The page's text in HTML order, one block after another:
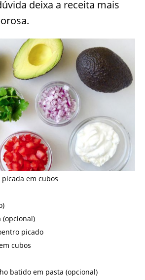
deixa a receita mais
em cubos
(opcional)
picado
cubos
batido em pasta (opcional)